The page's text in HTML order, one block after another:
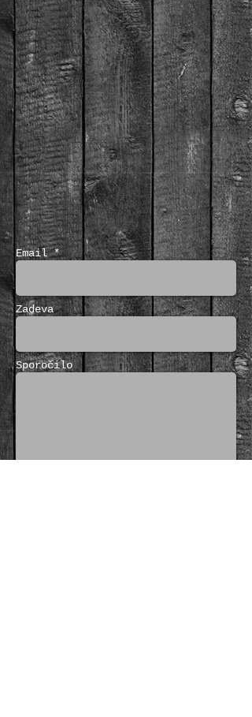
Email *
Zadeva
Sporočilo